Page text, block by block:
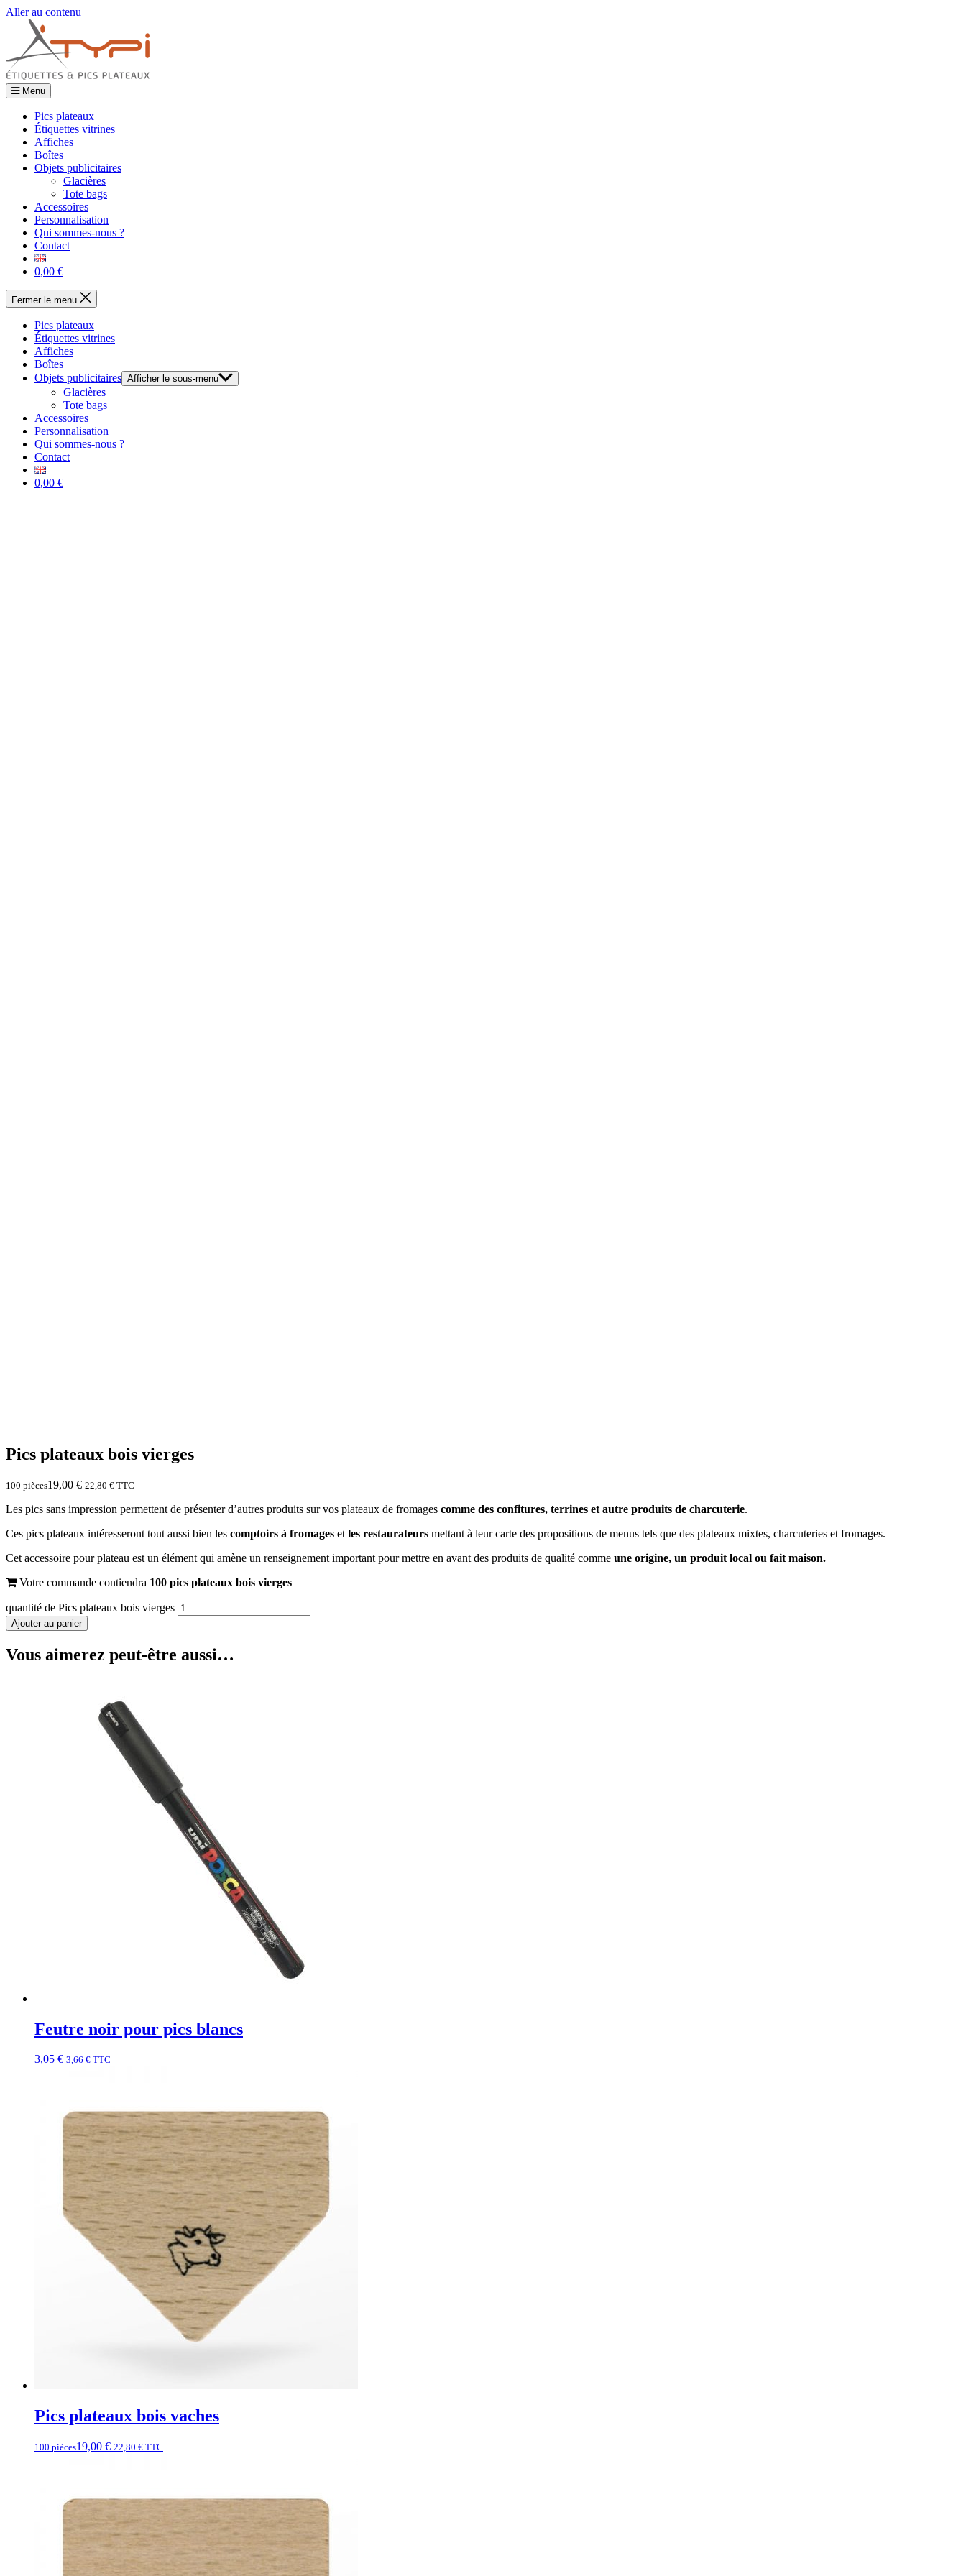
Aller au contenu
Menu
Pics plateaux
Étiquettes vitrines
Affiches
Boîtes
Objets publicitaires
Glacières
Tote bags
Accessoires
Personnalisation
Qui sommes-nous ?
Contact
0,00 €
Fermer le menu
Pics plateaux
Étiquettes vitrines
Affiches
Boîtes
Objets publicitaires Afficher le sous-menu
Glacières
Tote bags
Accessoires
Personnalisation
Qui sommes-nous ?
Contact
0,00 €
Pics plateaux bois vierges
100 pièces19,00 € 22,80 € TTC
Les pics sans impression permettent de présenter d’autres produits sur vos plateaux de fromages comme des confitures, terrines et autre produits de charcuterie.
Ces pics plateaux intéresseront tout aussi bien les comptoirs à fromages et les restaurateurs mettant à leur carte des propositions de menus tels que des plateaux mixtes, charcuteries et fromages.
Cet accessoire pour plateau est un élément qui amène un renseignement important pour mettre en avant des produits de qualité comme une origine, un produit local ou fait maison.
Votre commande contiendra 100 pics plateaux bois vierges
quantité de Pics plateaux bois vierges
Ajouter au panier
Vous aimerez peut-être aussi…
Feutre noir pour pics blancs
3,05 € 3,66 € TTC
Pics plateaux bois vaches
100 pièces19,00 € 22,80 € TTC